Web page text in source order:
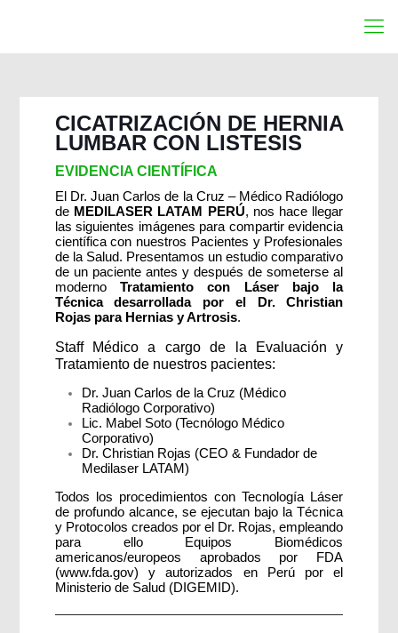
CICATRIZACIÓN DE HERNIA
LUMBAR CON LISTESIS
EVIDENCIA CIENTÍFICA
El Dr. Juan Carlos de la Cruz – Médico Radiólogo
de MEDILASER LATAM PERÚ, nos hace llegar
las siguientes imágenes para compartir evidencia
científica con nuestros Pacientes y Profesionales
de la Salud. Presentamos un estudio comparativo
de un paciente antes y después de someterse al
modernoTratamiento con Láser bajo la
Técnica desarrollada por el Dr. Christian
Rojas para Hernias y Artrosis.
Staff Médico a cargo de la Evaluación y
Tratamiento de nuestros pacientes:
Dr. Juan Carlos de la Cruz (Médico
Radiólogo Corporativo)
Lic. Mabel Soto (Tecnólogo Médico
Corporativo)
Dr. Christian Rojas (CEO & Fundador de
Medilaser LATAM)
Todos los procedimientos con Tecnología Láser
de profundo alcance, se ejecutan bajo la Técnica
y Protocolos creados por el Dr. Rojas, empleando
para ello Equipos Biomédicos
americanos/europeos aprobados por FDA
(www.fda.gov) y autorizados en Perú por el
Ministerio de Salud (DIGEMID).